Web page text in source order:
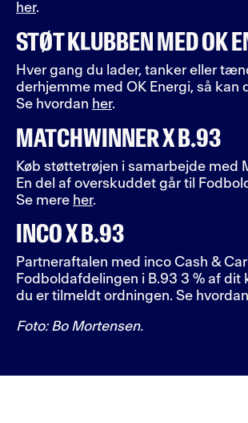
her.
STØT KLUBBEN MED OK
Hver gang du lader, tanker eller
derhjemme med OK Energi, så kan
Se hvordan her.
MATCHWINNER X B.93
Køb støttetrøjen i samarbejde med
En del af overskuddet går til
Se mere her.
INCO X B.93
Partneraftalen med inco Cash &
Fodboldafdelingen i B.93 3 % af dit
du er tilmeldt ordningen. Se
Foto: Bo Mortensen.